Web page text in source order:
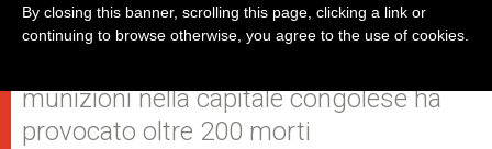
munizioni nella capitale congolese ha
provocato oltre 200 morti
By closing this banner, scrolling this page, clicking a link or
continuing to browse otherwise, you agree to the use of cookies.